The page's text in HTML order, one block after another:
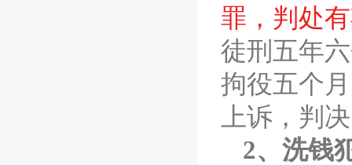
罪，判处
徒刑五年
拘役五个
上诉，判
2、洗钱